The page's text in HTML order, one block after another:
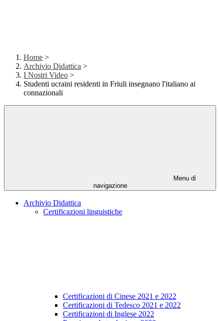
Home >
Archivio Didattica >
I Nostri Video >
Studenti ucraini residenti in Friuli insegnano l'italiano ai
connazionali
Menu di
navigazione
Archivio Didattica
Certificazioni linguistiche
Certificazioni di Cinese 2021 e 2022
Certificazioni di Tedesco 2021 e 2022
Certificazioni di Inglese 2022